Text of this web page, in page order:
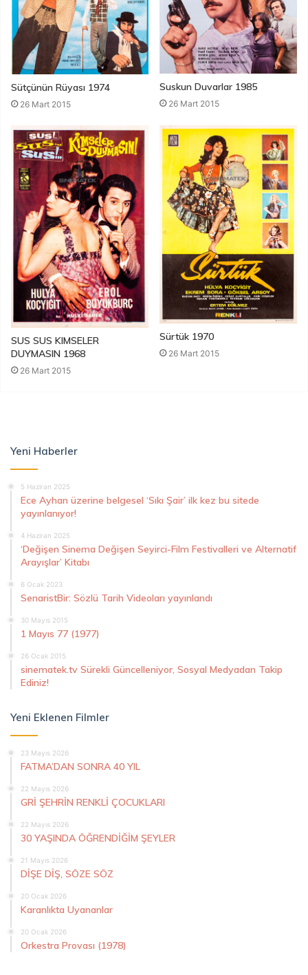
Sütçünün Rüyası 1974
26 Mart 2015
Suskun Duvarlar 1985
26 Mart 2015
SUS SUS KIMSELER
DUYMASIN 1968
26 Mart 2015
Sürtük 1970
26 Mart 2015
Yeni Haberler
5 Haziran 2025
Ece Ayhan üzerine belgesel ‘Sıkı Şair’ ilk kez bu sitede
yayınlanıyor!
4 Haziran 2025
‘Değişen Sinema Değişen Seyirci-Film Festivalleri ve Alternatif
Arayışlar’ Kitabı
6 Ocak 2023
SenaristBir: Sözlü Tarih Videoları yayınlandı
30 Mayıs 2015
1 Mayıs 77 (1977)
26 Ocak 2015
sinematek.tv Sürekli Güncelleniyor, Sosyal Medyadan Takip
Ediniz!
Yeni Eklenen Filmler
23 Mayıs 2026
FATMA’DAN SONRA 40 YIL
22 Mayıs 2026
GRİ ŞEHRİN RENKLİ ÇOCUKLARI
22 Mayıs 2026
30 YAŞINDA ÖĞRENDİĞİM ŞEYLER
21 Mayıs 2026
DİŞE DİŞ, SÖZE SÖZ
20 Ocak 2026
Karanlıkta Uyananlar
20 Ocak 2026
Orkestra Provası (1978)